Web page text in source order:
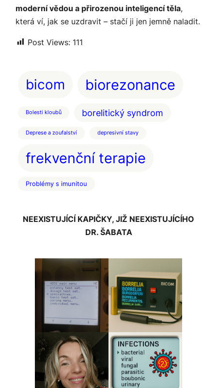
moderní vědou a přirozenou inteligencí těla,
která ví, jak se uzdravit – stačí ji jen jemně naladit.
Post Views: 111
bicom biorezonance
Bolesti kloubů borelitický syndrom
Deprese a zoufalství depresivní stavy
frekvenční terapie
Problémy s imunitou
NEEXISTUJÍCÍ KAPIČKY, JIŽ NEEXISTUJÍCÍHO
DR. ŠABATA